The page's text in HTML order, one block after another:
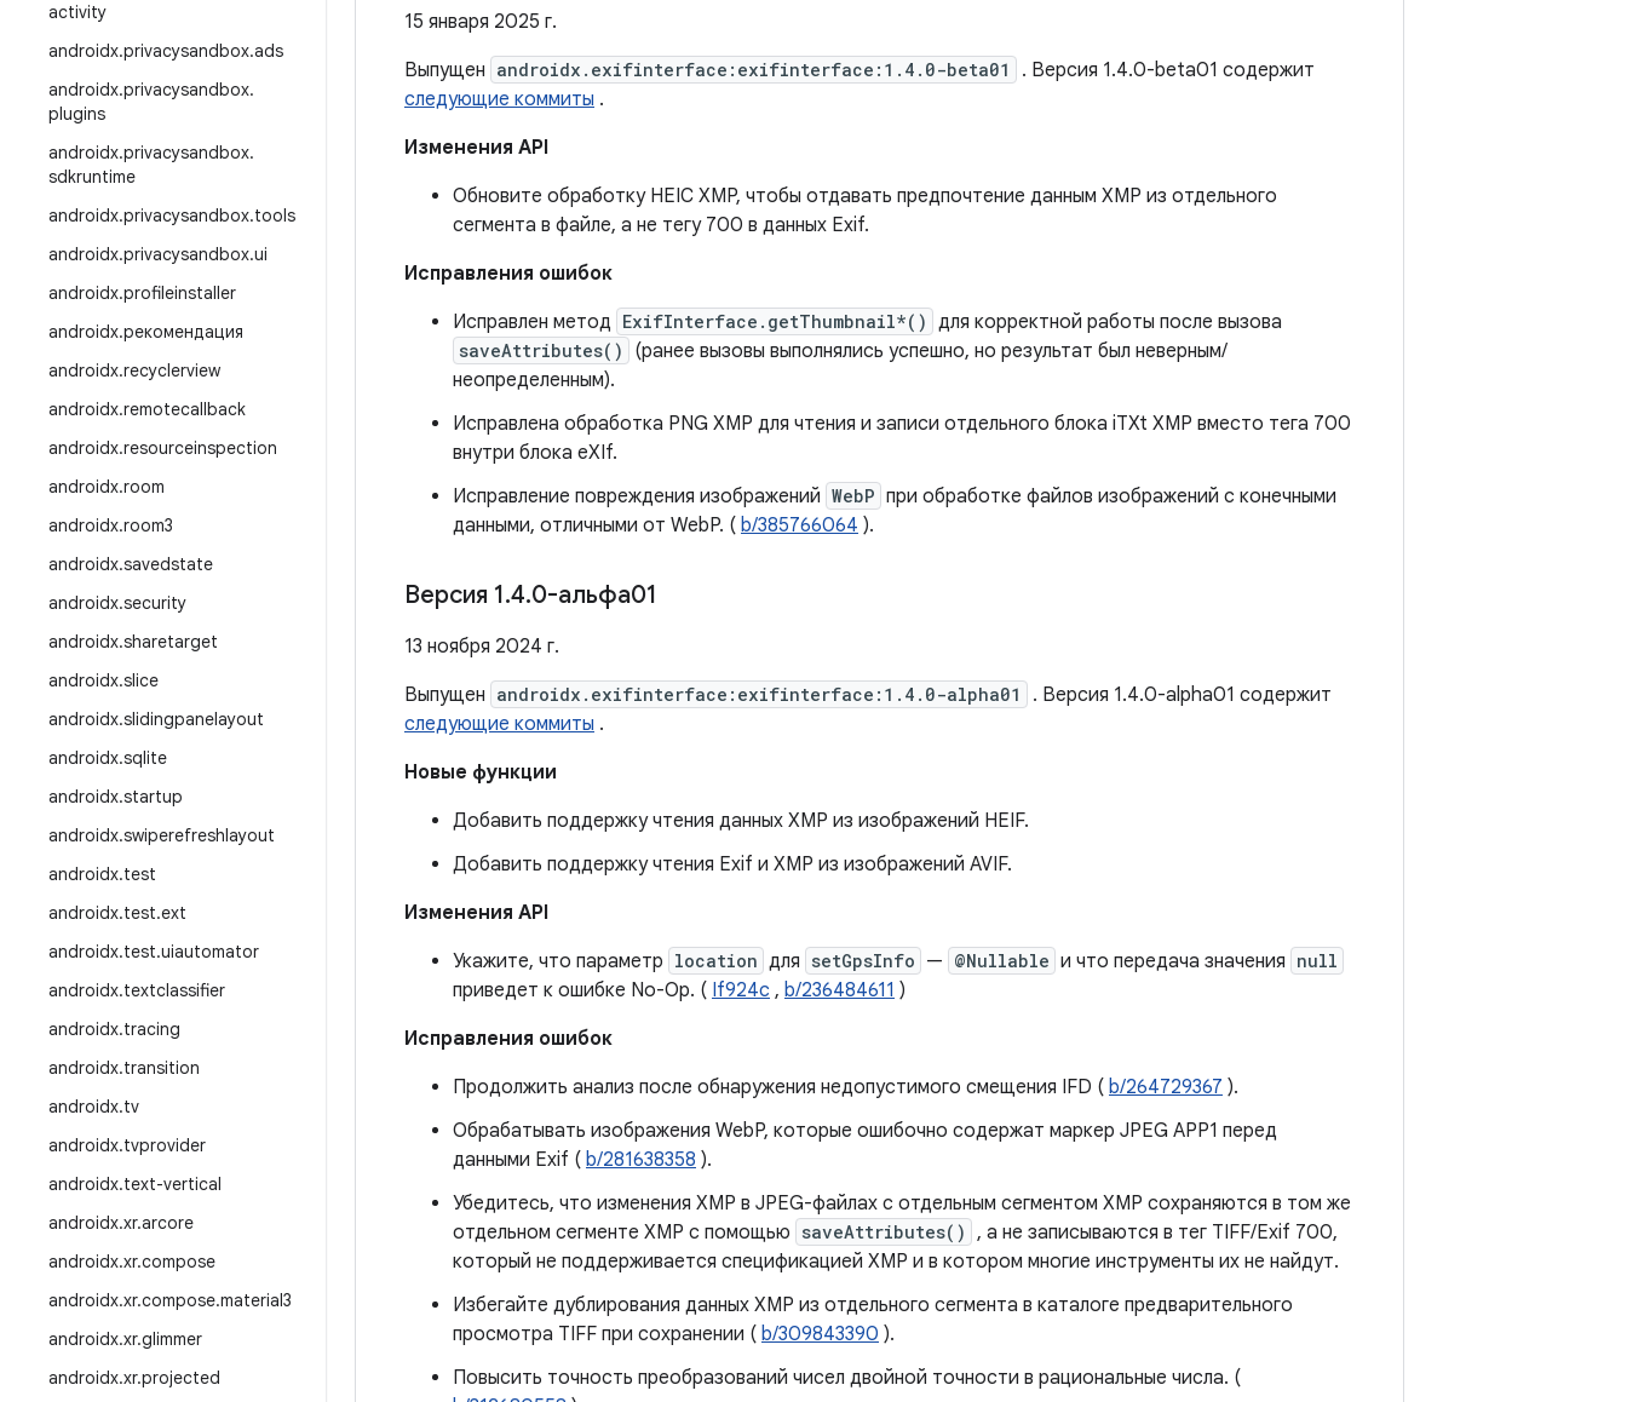
activity
androidx.privacysandbox.ads
androidx.privacysandbox.
plugins
androidx.privacysandbox.
sdkruntime
androidx.privacysandbox.tools
androidx.privacysandbox.ui
androidx.profileinstaller
androidx.рекомендация
androidx.recyclerview
androidx.remotecallback
androidx.resourceinspection
androidx.room
androidx.room3
androidx.savedstate
androidx.security
androidx.sharetarget
androidx.slice
androidx.slidingpanelayout
androidx.sqlite
androidx.startup
androidx.swiperefreshlayout
androidx.test
androidx.test.ext
androidx.test.uiautomator
androidx.textclassifier
androidx.tracing
androidx.transition
androidx.tv
androidx.tvprovider
androidx.text-vertical
androidx.xr.arcore
androidx.xr.compose
androidx.xr.compose.material3
androidx.xr.glimmer
androidx.xr.projected
15 января 2025 г.
Выпущен androidx.exifinterface:exifinterface:1.4.0-beta01
. Версия 1.4.0-beta01 содержит
следующие коммиты .
Изменения API
Обновите обработку HEIC XMP, чтобы отдавать предпочтение данным XMP из отдельного
сегмента в файле, а не тегу 700 в данных Exif.
Исправления ошибок
Исправлен метод ExifInterface.getThumbnail*() для корректной работы после вызова
saveAttributes()
(ранее вызовы выполнялись успешно, но результат был неверным/
неопределенным).
Исправлена ​​обработка PNG XMP для чтения и записи отдельного блока iTXt XMP вместо тега 700
внутри блока eXIf.
Исправление повреждения изображений WebP при обработке файлов изображений с конечными
данными, отличными от WebP. ( b/385766064 ).
Версия 1.4.0-альфа01
13 ноября 2024 г.
Выпущен androidx.exifinterface:exifinterface:1.4.0-alpha01
. Версия 1.4.0-alpha01 содержит
следующие коммиты .
Новые функции
Добавить поддержку чтения данных XMP из изображений HEIF.
Добавить поддержку чтения Exif и XMP из изображений AVIF.
Изменения API
Укажите, что параметр location для setGpsInfo — @Nullable и что передача значения null
приведет к ошибке No-Op. ( If924c , b/236484611 )
Исправления ошибок
Продолжить анализ после обнаружения недопустимого смещения IFD ( b/264729367 ).
Обрабатывать изображения WebP, которые ошибочно содержат маркер JPEG APP1 перед
данными Exif ( b/281638358 ).
Убедитесь, что изменения XMP в JPEG-файлах с отдельным сегментом XMP сохраняются в том же
отдельном сегменте XMP с помощью saveAttributes() , а не записываются в тег TIFF/Exif 700,
который не поддерживается спецификацией XMP и в котором многие инструменты их не найдут.
Избегайте дублирования данных XMP из отдельного сегмента в каталоге предварительного
просмотра TIFF при сохранении ( b/309843390 ).
Повысить точность преобразований чисел двойной точности в рациональные числа. (